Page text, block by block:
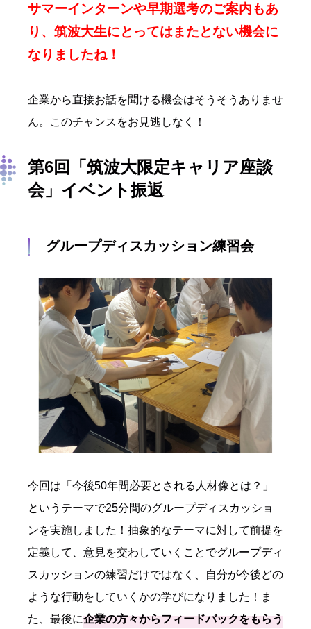
サマーインターンや早期選考のご案内もあ
り、筑波大生にとってはまたとない機会に
なりましたね！
企業から直接お話を聞ける機会はそうそうありませ
ん。このチャンスをお見逃しなく！
第6回「筑波大限定キャリア座談
会」イベント振返
グループディスカッション練習会
今回は「 今後50年間必要とされる 人材像とは？ 」
というテーマで25分間のグループディスカッショ
ンを実施しました！抽象的なテーマに対して前提を
定義して、意見を交わしていくことでグループディ
スカッションの練習だけではなく、自分が今後どの
ような行動をしていくかの学びになりました！ま
た、最後に企業の方々からフィードバックをもらう